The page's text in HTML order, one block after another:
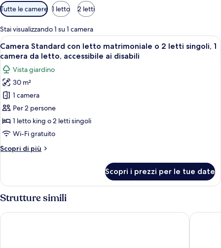
Filtri
disponibili
per
le
camere
Tutte le camere 1 letto 2 letti
Stai visualizzando 1 su 1 camera
Apri
tutte
le
foto
per
Camera
Standard
con
letto
o
singoli,
1
camera
da
Una camera da letto con un letto,
7
Camera Standard con letto matrimoniale o 2 letti singoli, 1
camera da letto, accessibile ai disabili
Vista giardino
30 m²
1 camera
Per 2 persone
1 letto king o 2 letti singoli
Wi-Fi gratuito
Scopri di più
Altri
Standard
con
letto
matrimoniale
o
Scopri i prezzi per le tue date
Strutture simili
Njiro Legacy Ilboru